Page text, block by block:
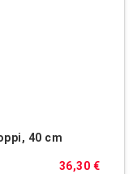
40 cm
36,30 €